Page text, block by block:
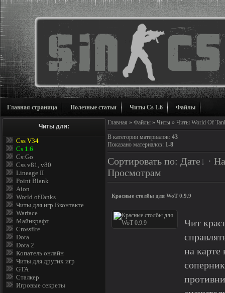
Главная страница Полезные статьи Читы Cs 1.6 Файлы
Читы для:
Css V34
Cs 1.6
Cs:Go
Css v81, v80
Lineage II
Point Blank
Aion
World ofTanks
Читы для игр Вконтакте
Warface
Майнкрафт
Crossfire
Dota
Dota 2
Копатель онлайн
Читы для других игр
GTA
Сталкер
Игровые секреты
Главная » Файлы » Читы » Читы World Of
В категории материалов: 43
Показано материалов: 1-8
Сортировать по: Дате ·
Просмотрам
Красные столбы для WoT 0.9.9
Чит
на карте